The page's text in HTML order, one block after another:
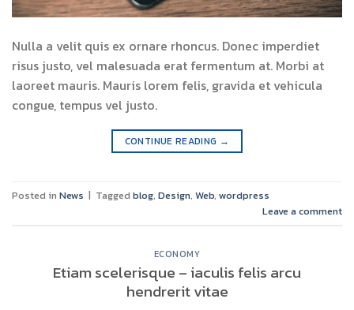
Nulla a velit quis ex ornare rhoncus. Donec imperdiet
risus justo, vel malesuada erat fermentum at. Morbi at
laoreet mauris. Mauris lorem felis, gravida et vehicula
congue, tempus vel justo.
CONTINUE READING →
Posted in News | Tagged blog, Design, Web, wordpress
Leave a comment
ECONOMY
Etiam scelerisque – iaculis felis arcu
hendrerit vitae